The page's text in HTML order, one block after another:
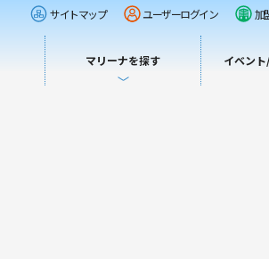
サイトマップ ユーザーログイン 加
マリーナを探す イベン